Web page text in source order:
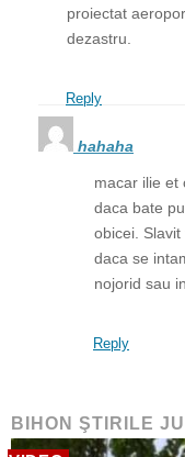
proiectat
dezastru.
Reply
hahaha
macar ilie et
daca bate
obicei.
daca se
nojorid sau
Reply
BIHON ŞTIRILE